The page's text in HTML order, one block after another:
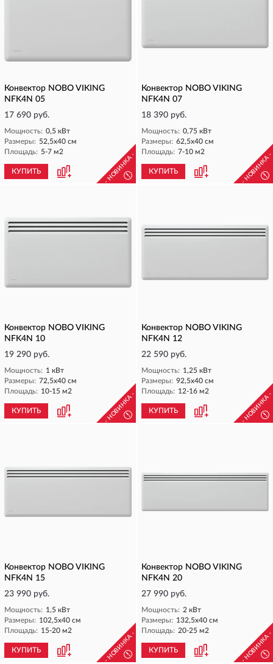
Конвектор NOBO VIKING
NFK4N 05
17 690 руб.
Мощность: 0,5 кВт
Размеры: 52,5х40 см
Площадь: 5-7 м2
КУПИТЬ - НОВИНКА -
!
Конвектор NOBO VIKING
NFK4N 07
18 390 руб.
Мощность: 0,75 кВт
Размеры: 62,5х40 см
Площадь: 7-10 м2
КУПИТЬ - НОВИНКА -
!
Конвектор NOBO VIKING
NFK4N 10
19 290 руб.
Мощность: 1 кВт
Размеры: 72,5х40 см
Площадь: 10-15 м2
КУПИТЬ - НОВИНКА -
!
Конвектор NOBO VIKING
NFK4N 12
22 590 руб.
Мощность: 1,25 кВт
Размеры: 92,5х40 см
Площадь: 12-16 м2
КУПИТЬ - НОВИНКА -
!
Конвектор NOBO VIKING
NFK4N 15
23 990 руб.
Мощность: 1,5 кВт
Размеры: 102,5х40 см
Площадь: 15-20 м2
КУПИТЬ - НОВИНКА -
!
Конвектор NOBO VIKING
NFK4N 20
27 990 руб.
Мощность: 2 кВт
Размеры: 132,5х40 см
Площадь: 20-25 м2
КУПИТЬ - НОВИНКА -
!